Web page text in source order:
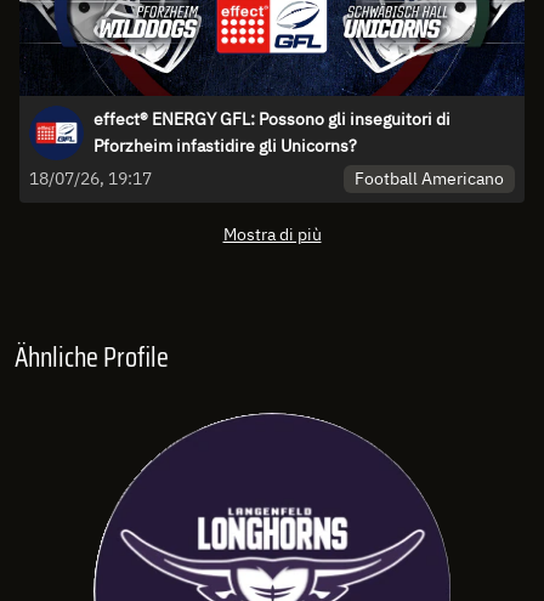
effect® ENERGY GFL: Possono gli inseguitori di
Pforzheim infastidire gli Unicorns?
18/07/26, 19:17
Football Americano
Mostra di più
Ähnliche Profile